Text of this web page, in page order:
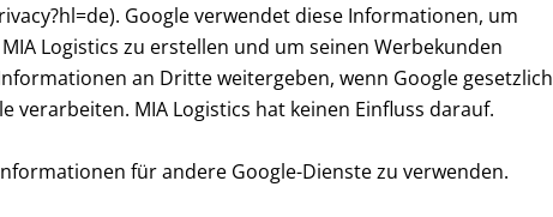
Google verwendet diese Informationen, um
Logistics zu erstellen und um seinen Werbekunden
an Dritte weitergeben, wenn Google gesetzlich
MIA Logistics hat keinen Einfluss darauf.
für andere Google-Dienste zu verwenden.